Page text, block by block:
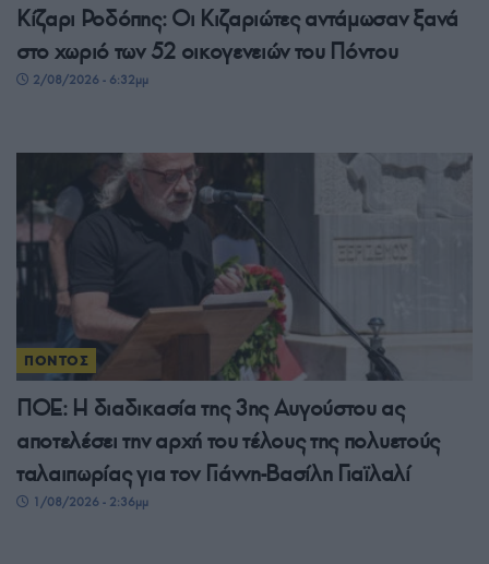
Κίζαρι Ροδόπης: Οι Κιζαριώτες αντάμωσαν ξανά
στο χωριό των 52 οικογενειών του Πόντου
2/08/2026 - 6:32μμ
ΠΟΝΤΟΣ
ΠΟΕ: Η διαδικασία της 3ης Αυγούστου ας
αποτελέσει την αρχή του τέλους της πολυετούς
ταλαιπωρίας για τον Γιάννη-Βασίλη Γιαϊλαλί
1/08/2026 - 2:36μμ